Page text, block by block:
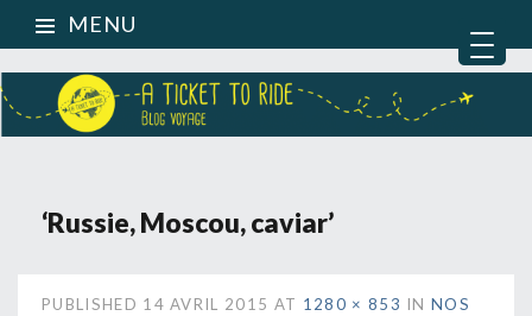
MENU
‘Russie, Moscou, caviar’
PUBLISHED 14 AVRIL 2015 AT 1280 × 853 INNOS